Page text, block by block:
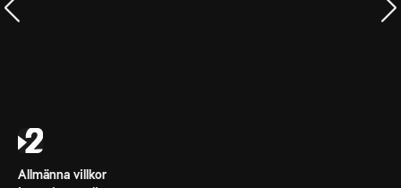
Allmänna villkor